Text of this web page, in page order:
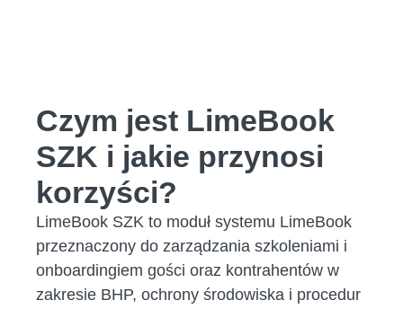
Czym jest LimeBook
SZK i jakie przynosi
korzyści?
LimeBook SZK to moduł systemu LimeBook
przeznaczony do zarządzania szkoleniami i
onboardingiem gości oraz kontrahentów w
zakresie BHP, ochrony środowiska i procedur